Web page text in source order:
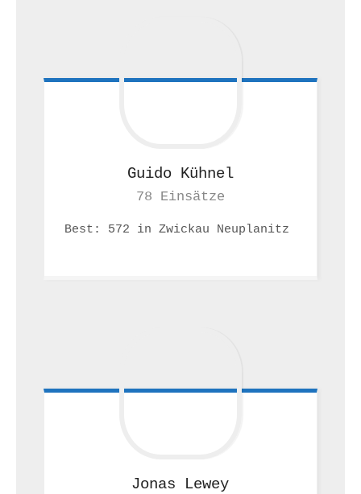
Guido Kühnel
78 Einsätze
Best: 572 in Zwickau Neuplanitz
Jonas Lewey